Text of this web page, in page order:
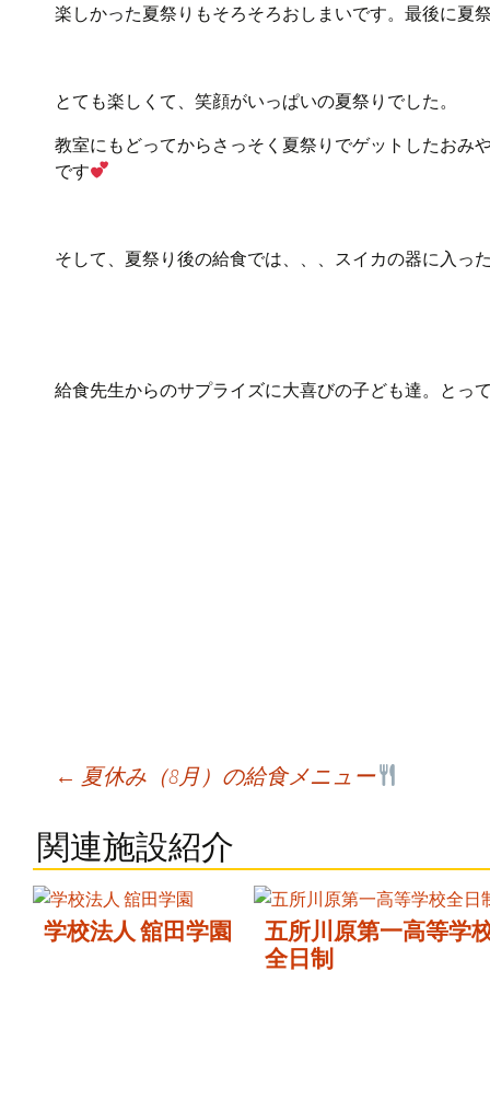
楽しかった夏祭りもそろそろおしまいです。最後に夏
とても楽しくて、笑顔がいっぱいの夏祭りでした。
教室にもどってからさっそく夏祭りでゲットしたおみ
です
そして、夏祭り後の給食では、、、スイカの器に入っ
給食先生からのサプライズに大喜びの子ども達。とっ
Post
← 夏休み（8月）の給食メニュー
関連施設紹介
学校法人 舘田学園
五所川原第一高等学
全日制